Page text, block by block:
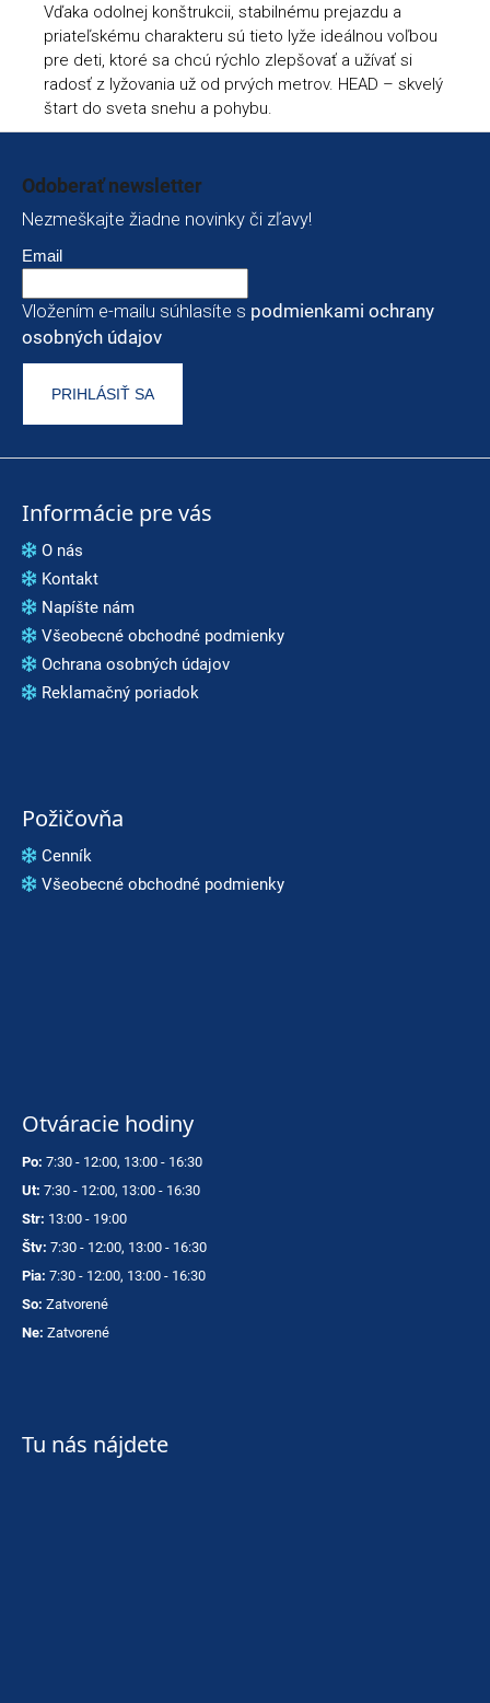
Vďaka odolnej konštrukcii, stabilnému prejazdu a
priateľskému charakteru sú tieto lyže ideálnou voľbou
pre deti, ktoré sa chcú rýchlo zlepšovať a užívať si
radosť z lyžovania už od prvých metrov. HEAD – skvelý
štart do sveta snehu a pohybu.
Odoberať newsletter
Nezmeškajte žiadne novinky či zľavy!
Email
Vložením e-mailu súhlasíte s podmienkami ochrany
osobných údajov
PRIHLÁSIŤ SA
Informácie pre vás
O nás
Kontakt
Napíšte nám
Všeobecné obchodné podmienky
Ochrana osobných údajov
Reklamačný poriadok
Požičovňa
Cenník
Všeobecné obchodné podmienky
Otváracie hodiny
Po: 7:30 - 12:00, 13:00 - 16:30
Ut: 7:30 - 12:00, 13:00 - 16:30
Str: 13:00 - 19:00
Štv: 7:30 - 12:00, 13:00 - 16:30
Pia: 7:30 - 12:00, 13:00 - 16:30
So: Zatvorené
Ne: Zatvorené
Tu nás nájdete